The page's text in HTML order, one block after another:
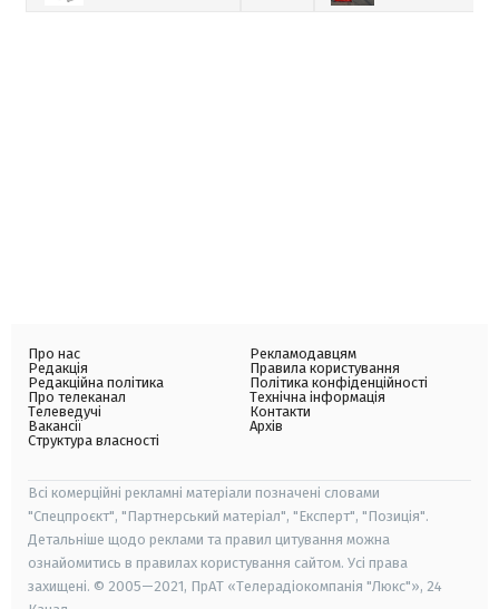
Про нас
Редакція
Редакційна політика
Про телеканал
Телеведучі
Вакансії
Структура власності
Рекламодавцям
Правила користування
Політика конфіденційності
Технічна інформація
Контакти
Архів
Всі комерційні рекламні матеріали позначені словами
"Спецпроєкт", "Партнерський матеріал", "Експерт", "Позиція".
Детальніше щодо реклами та правил цитування можна
ознайомитись в правилах користування сайтом. Усі права
захищені. © 2005—2021, ПрАТ «Телерадіокомпанія "Люкс"», 24